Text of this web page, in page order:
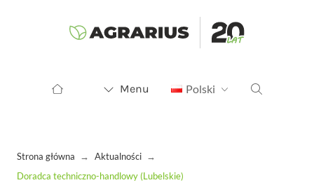
Menu Polski
Strona główna → Aktualności →
Doradca techniczno-handlowy (Lubelskie)